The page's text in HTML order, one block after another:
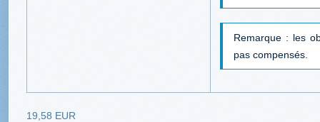
Remarque : les
pas compensés.
19,58 EUR